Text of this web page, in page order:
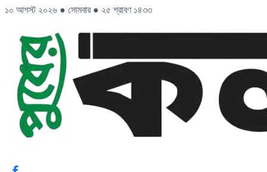
১০ আগস্ট ২০২৬ ● সোমবার ● ২৫ শ্রাবণ ১৪৩৩